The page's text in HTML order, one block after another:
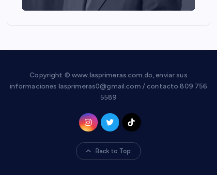
Copyright © www.lasprimeras.com.do, enviar sus
informaciones lasprimeras0@gmail.com / contacto 809 756
5589
Back to Top